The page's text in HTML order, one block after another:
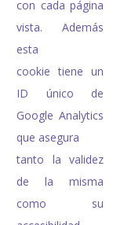
con cada página
vista. Además
esta
cookie tiene un
ID único de
Google Analytics
que asegura
tanto la validez
de la misma
como su